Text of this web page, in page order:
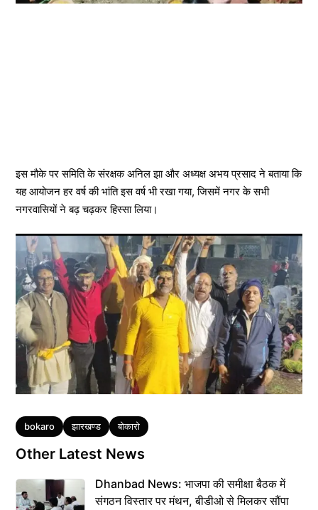
इस मौके पर समिति के संरक्षक अनिल झा और अध्यक्ष अभय प्रसाद ने बताया कि
यह आयोजन हर वर्ष की भांति इस वर्ष भी रखा गया, जिसमें नगर के सभी
नगरवासियों ने बढ़ चढ़कर हिस्सा लिया।
Tags
bokaro झारखण्ड बोकारो
Other Latest News
Dhanbad News: भाजपा की समीक्षा बैठक में
संगठन विस्तार पर मंथन, बीडीओ से मिलकर सौंपा